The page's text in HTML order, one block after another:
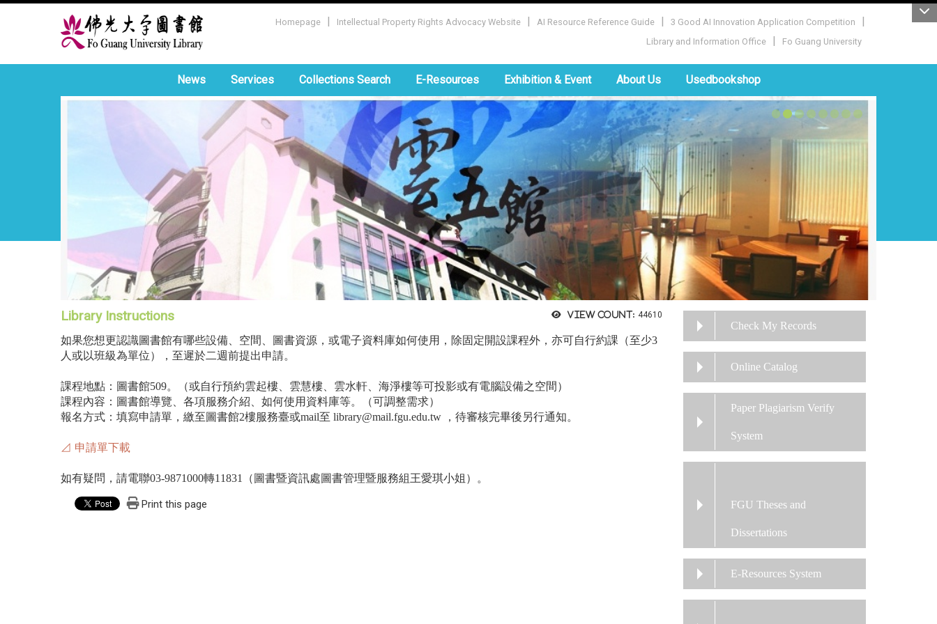
Homepage | Intellectual Property Rights Advocacy Website | AI Resource Reference Guide | 3 Good AI Innovation Application Competition |
Library and Information Office | Fo Guang University
News Services Collections Search E-Resources Exhibition & Event About Us Usedbookshop
View count: 44610
Library Instructions
如果您想更認識圖書館有哪些設備、空間、圖書資源，或電子資料庫如何使用，除固定開設課程外，亦可自行約課（至少3
人或以班級為單位），至遲於二週前提出申請。
課程地點：圖書館509。（或自行預約雲起樓、雲慧樓、雲水軒、海淨樓等可投影或有電腦設備之空間）
課程內容：圖書館導覽、各項服務介紹、如何使用資料庫等。（可調整需求）
報名方式：填寫申請單，繳至圖書館2樓服務臺或mail至 library@mail.fgu.edu.tw ，待審核完畢後另行通知。
⊿ 申請單下載
如有疑問，請電聯03-9871000轉11831（圖書暨資訊處圖書管理暨服務組王愛琪小姐）。
Print this page
Check My Records
Online Catalog
Paper Plagiarism Verify
System
FGU Theses and
Dissertations
E-Resources System